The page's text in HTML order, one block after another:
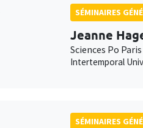
SÉMINAIRES
Jeanne
Sciences Po Paris
Intertemporal
SÉMINAIRES